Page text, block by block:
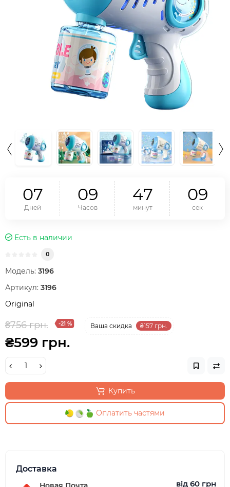
07
Дней
09
Часов
47
минут
08
сек
Есть в наличии
0
Модель: 3196
Артикул: 3196
Original
₴756 грн. -21 % Ваша cкидка ₴157 грн.
₴599 грн.
Купить
Оплатить частями
Доставка
від 60 грн